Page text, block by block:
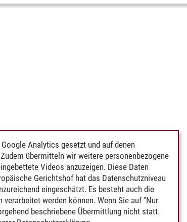
Analytics gesetzt und auf denen
übermitteln wir weitere personenbezogene
Videos anzuzeigen. Diese Daten
Gerichtshof hat das Datenschutzniveau
eingeschätzt. Es besteht auch die
werden können. Wenn Sie auf "Nur
beschriebene Übermittlung nicht statt.